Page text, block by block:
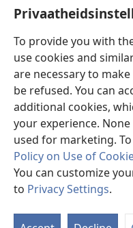
To provide you with
use cookies and
are necessary to
be refused. You can
additional cookies,
your experience.
used for marketing.
Policy on Use of
You can customize
to Privacy Settings.
oop)
Wagtoring – AANLYN
(maak
venster
oop)
JW Hub
(maak
nuwe
venster
oop)
JW Library
Watchtower Library
Copyright© 2026 Watch